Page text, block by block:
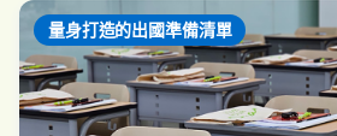
量身打造的出國準備清單